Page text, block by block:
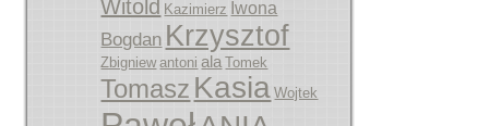
Witold Kazimierz Iwona
Bogdan Krzysztof
Zbigniew antoni ala Tomek
Tomasz Kasia Wojtek